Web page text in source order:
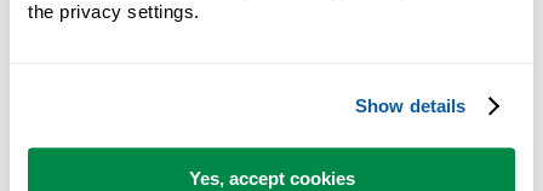
the privacy settings.
Show details
Yes, accept cookies